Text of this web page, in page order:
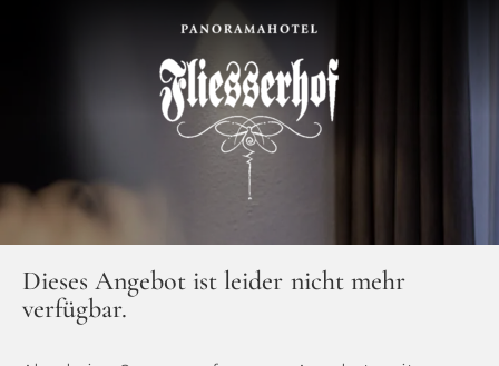
Dieses Angebot ist leider nicht mehr
verfügbar.